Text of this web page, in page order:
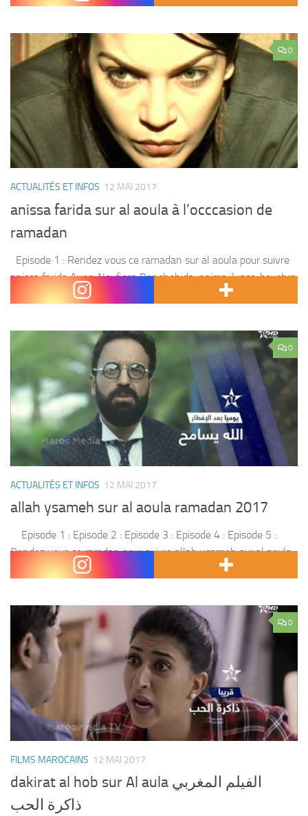
0
ACTUALITÉS ET INFOS 12 MAI 2017
anissa farida sur al aoula à l’occcasion de
ramadan
Episode 1 : Rendez vous ce ramadan sur al aoula pour suivre
anissa farida Avec :Noufissa Benchehida, naima ilyass, bouchra
ahrich ,fatima ouchay,et d’autres
0
ACTUALITÉS ET INFOS 12 MAI 2017
allah ysameh sur al aoula ramadan 2017
Episode 1 : Episode 2 : Episode 3 : Episode 4 : Episode 5 :
Rendez vous ce ramdan pour suivre allah ysameh sur al aoula
Avec : aziz hattab ,rafiq boubker...
0
FILMS MAROCAINS 12 MAI 2017
dakirat al hob sur Al aula الفيلم المغربي
ذاكرة الحب